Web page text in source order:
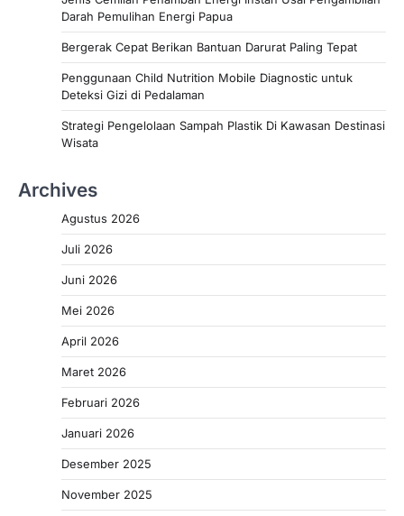
Darah Pemulihan Energi Papua
Bergerak Cepat Berikan Bantuan Darurat Paling Tepat
Penggunaan Child Nutrition Mobile Diagnostic untuk
Deteksi Gizi di Pedalaman
Strategi Pengelolaan Sampah Plastik Di Kawasan Destinasi
Wisata
Archives
Agustus 2026
Juli 2026
Juni 2026
Mei 2026
April 2026
Maret 2026
Februari 2026
Januari 2026
Desember 2025
November 2025